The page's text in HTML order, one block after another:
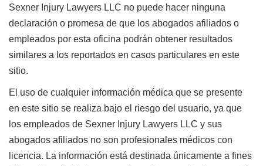
Sexner Injury Lawyers LLC no puede hacer ninguna
declaración o promesa de que los abogados afiliados o
empleados por esta oficina podrán obtener resultados
similares a los reportados en casos particulares en este
sitio.
El uso de cualquier información médica que se presente
en este sitio se realiza bajo el riesgo del usuario, ya que
los empleados de Sexner Injury Lawyers LLC y sus
abogados afiliados no son profesionales médicos con
licencia. La información está destinada únicamente a fines